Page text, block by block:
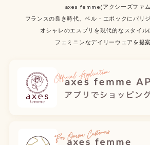
axes femme(アクシーズファム
フランスの良き時代、ベル・エポックにパリ
オシャレのエスプリを現代的なスタイル
フェミニンなデイリーウェアを提案